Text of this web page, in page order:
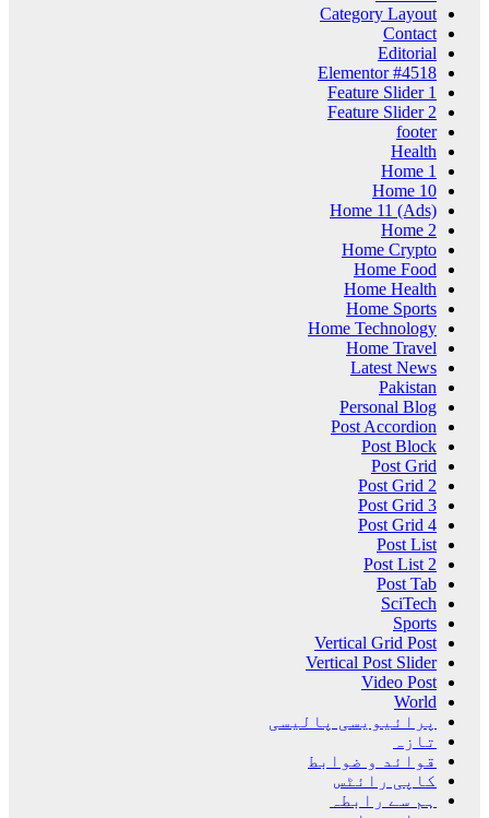
Category Layout
Contact
Editorial
Elementor #4518
Feature Slider 1
Feature Slider 2
footer
Health
Home 1
Home 10
Home 11 (Ads)
Home 2
Home Crypto
Home Food
Home Health
Home Sports
Home Technology
Home Travel
Latest News
Pakistan
Personal Blog
Post Accordion
Post Block
Post Grid
Post Grid 2
Post Grid 3
Post Grid 4
Post List
Post List 2
Post Tab
SciTech
Sports
Vertical Grid Post
Vertical Post Slider
Video Post
World
پرائیویسی پالیسی
تازہ
قوائد و ضوابط
کاپی رائٹس
ہم سے رابطہ